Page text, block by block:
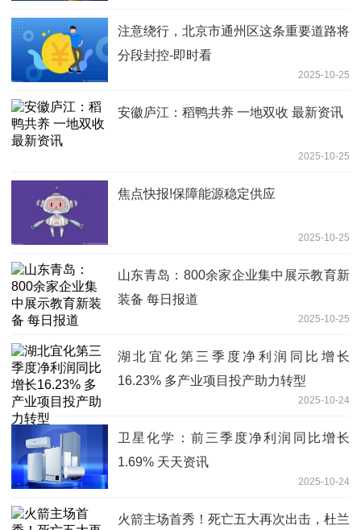
注意绕行，北京市通州区这条重要道路将
分段封控-即时看
2025-10-25
安徽庐江：稻鸭共养 一地双收 最新资讯
2025-10-25
焦点快报!保障能源稳定供应
2025-10-25
山东青岛：800余家企业集中展示教育新
装备 每日报道
2025-10-25
湖北宜化第三季度净利润同比增长
16.23% 多产业项目投产助力转型
2025-10-24
卫星化学：前三季度净利润同比增长
1.69% 天天资讯
2025-10-24
火箭主场首秀！死亡五大再次出击，杜兰